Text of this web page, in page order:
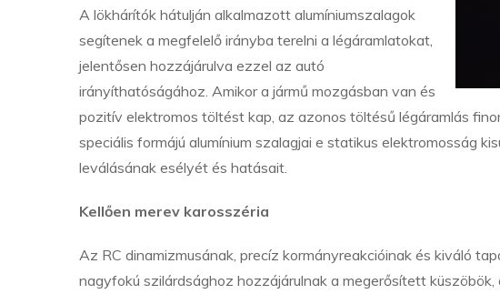
A lökhárítók hátulján alkalmazott alumíniumszalagok
segítenek a megfelelő irányba terelni a légáramlatokat,
jelentősen hozzájárulva ezzel az autó
irányíthatóságához. Amikor a jármű mozgásban van és
pozitív elektromos töltést kap, az azonos töltésű légáramlás
speciális formájú alumínium szalagjai e statikus elektromosság
leválásának esélyét és hatásait.
Kellően merev karosszéria
Az RC dinamizmusának, precíz kormányreakcióinak és kiváló
nagyfokú szilárdsághoz hozzájárulnak a megerősített